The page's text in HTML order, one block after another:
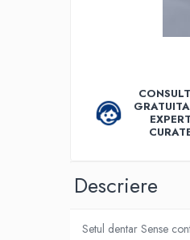
Dezinfectanti profesionali
Dezinfectanti maini
Dezinfectanti suprafete
Dozatoare dezinfectanti
Descriere
Setul dentar Sense